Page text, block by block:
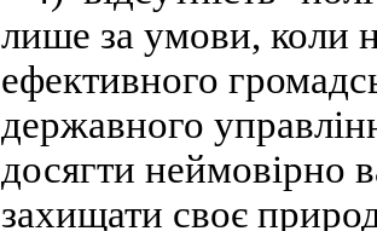
лише за умови, коли
ефективного
державного
досягти неймовірно
захищати своє